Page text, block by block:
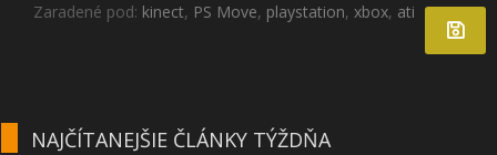
Zaradené pod: kinect, PS Move, playstation, xbox, ati
NAJČÍTANEJŠIE ČLÁNKY TÝŽDŇA